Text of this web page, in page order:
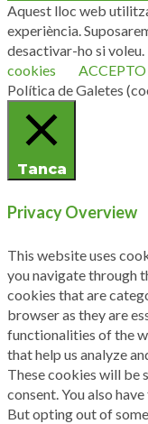
Aquest lloc web
experiència.
desactivar-ho si voleu.
cookies
ACCEPTO
Política de Galetes
Tanca
Privacy Overview
This website uses
you navigate through
cookies that are
browser as they are
functionalities of the
that help us analyze
These cookies will be
consent. You also
But opting out of